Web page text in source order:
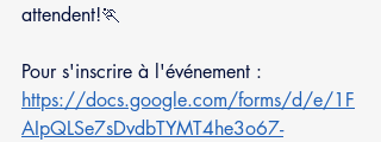
attendent!🏃
Pour s'inscrire à l'événement :
https://docs.google.com/forms/d/e/1F
AIpQLSe7sDvdbTYMT4he3o67-